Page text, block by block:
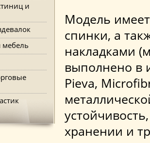
и
мебель
Модель
спинки, а
накладками
выполнено в
Pieva,
хранении и